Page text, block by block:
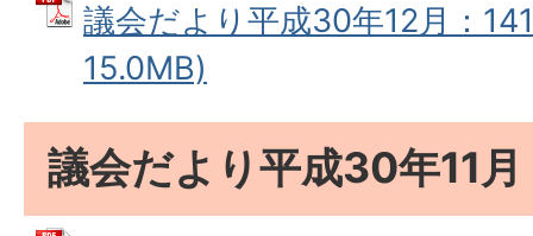
議会だより平成30年12月：
15.0MB)
議会だより平成30年11